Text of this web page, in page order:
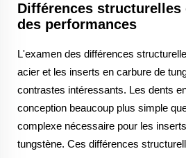
Différences structurelles
des performances
L'examen des différences
acier et les inserts en carbure de
contrastes intéressants. Les dents
conception beaucoup plus simple
complexe nécessaire pour les
tungstène. Ces différences